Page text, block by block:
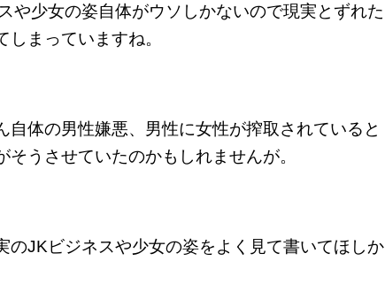
や少女の姿自体がウソしかないので現実とずれた
しまっていますね。
自体の男性嫌悪、男性に女性が搾取されていると
そうさせていたのかもしれませんが。
のJKビジネスや少女の姿をよく見て書いてほしか